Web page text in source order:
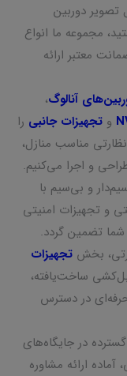
تصویر دوربین
مجموعه ما انواع
معتبر ارائه
آنالوگ،
و تجهیزات جانبی را
مناسب منازل،
و اجرا می‌کنیم.
و بی‌سیم با
و تجهیزات امنیتی
تضمین گردد.
بخش تجهیزات
ساخت‌یافته،
حرفه‌ای در دسترس
در جایگاه‌های
ارائه مشاوره